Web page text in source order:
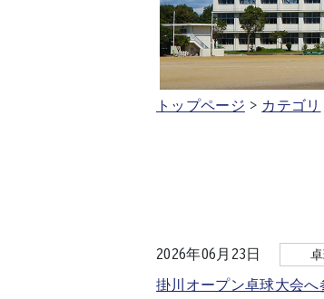
トップページ カテゴリ
2026年06月23日
掛川オープン卓球大会へ